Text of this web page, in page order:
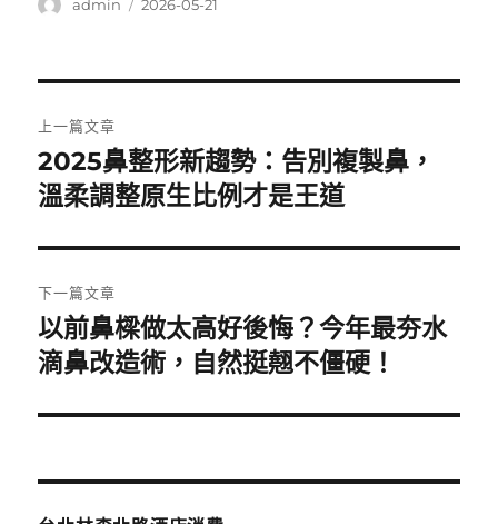
admin 2026-05-21
章
導
覽
上一篇文章
上
一
文
章:
2025鼻整形新趨勢：告別複製鼻，
溫柔調整原生比例才是王道
下一篇文章
下
一
文
以前鼻樑做太高好後悔？今年最夯水
滴鼻改造術，自然挺翹不僵硬！